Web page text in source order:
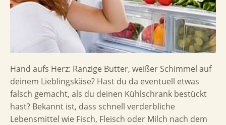
Hand aufs Herz: Ranzige Butter, weißer Schimmel auf
deinem Lieblingskäse? Hast du da eventuell etwas
falsch gemacht, als du deinen Kühlschrank bestückt
hast? Bekannt ist, dass schnell verderbliche
Lebensmittel wie Fisch, Fleisch oder Milch nach dem